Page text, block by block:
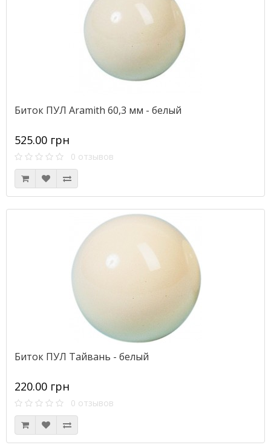
Биток ПУЛ Aramith 60,3 мм - белый
525.00 грн
0 отзывов
Биток ПУЛ Тайвань - белый
220.00 грн
0 отзывов